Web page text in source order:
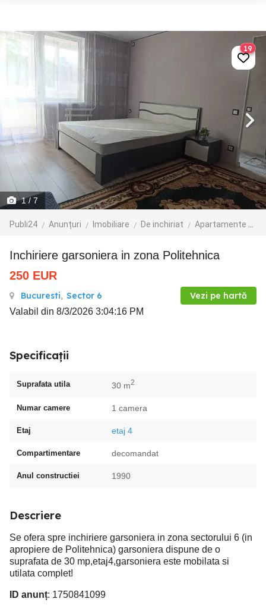
1/ 7
Publi24 Anunțuri Imobiliare De inchiriat Apartamente de inchiriat
19
inchiriere garsoniera in zona Politehnica
250 EUR
Bucuresti, Sector 6 Vezi pe hartă
Valabil din 8/3/2026 3:04:16 PM
Specificații
Suprafata utila 30 m2
Numar camere 1 camera
Etaj etaj 4
Compartimentare decomandat
Anul constructiei 1990
Descriere
Se ofera spre inchiriere garsoniera in zona sectorului 6 (in
apropiere de Politehnica) garsoniera dispune de o
suprafata de 30 mp,etaj4,garsoniera este mobilata si
utilata complet!
ID anunț: 1750841099